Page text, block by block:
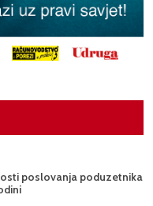
poslovanja poduzetnika